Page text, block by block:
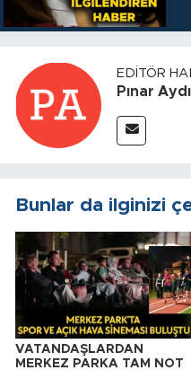
EDITÖR
Pınar
Bunlar da ilginizi
VATANDAŞLARDAN
MERKEZ PARKA TAM NOT